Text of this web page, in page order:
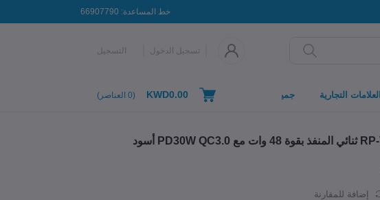
خط المساعدة: 66907790
تسجيل الدخول التسجيل
التجارية جميع التصنيفات KWD0.00
(
0 العناصر)
إضافة للمقارنة